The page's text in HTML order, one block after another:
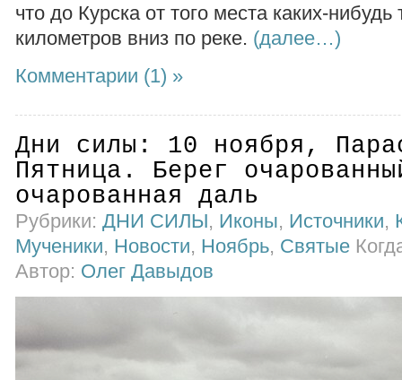
что до Курска от того места каких-нибудь
километров вниз по реке. (далее…)
Комментарии (1) »
Дни силы: 10 ноября,
Пятница. Берег
очарованная даль
Рубрики: ДНИ СИЛЫ, Иконы, Источники,
Мученики, Новости, Ноябрь, Святые
Автор: Олег Давыдов